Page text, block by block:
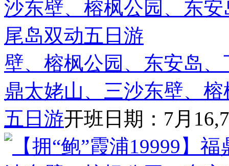
壁、榕枫公园、东安岛
鼎太姥山、三沙东壁、
五日游开班日期：7月